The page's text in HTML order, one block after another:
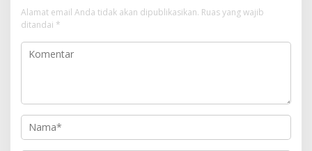
Alamat email Anda tidak akan dipublikasikan. Ruas yang wajib
ditandai *